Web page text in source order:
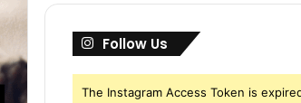
Follow Us
The Instagram Access Token is